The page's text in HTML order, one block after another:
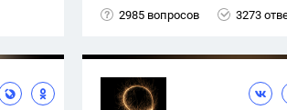
2985 вопросов 3273